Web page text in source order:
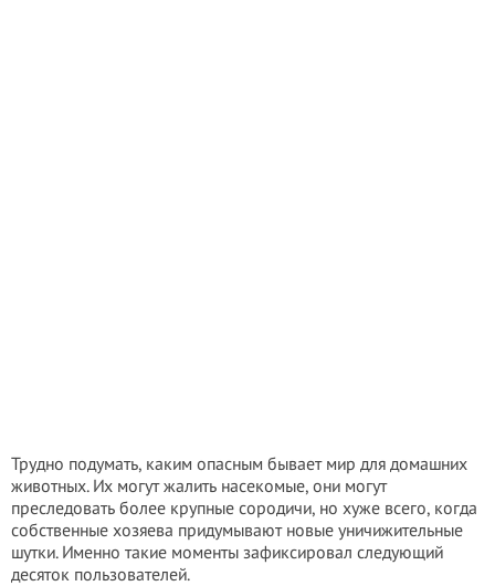
Трудно подумать, каким опасным бывает мир для домашних
животных. Их могут жалить насекомые, они могут
преследовать более крупные сородичи, но хуже всего, когда
собственные хозяева придумывают новые уничижительные
шутки. Именно такие моменты зафиксировал следующий
десяток пользователей.